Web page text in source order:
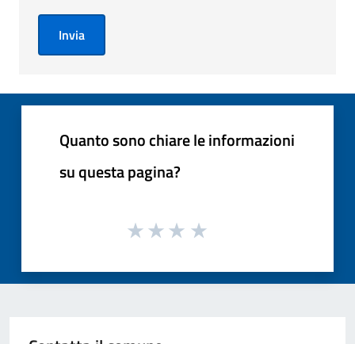
Invia
Quanto sono chiare le informazioni
su questa pagina?